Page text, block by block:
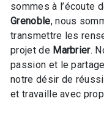
sommes à l’écoute
Grenoble, nous
transmettre les
projet de Marbrier.
passion et le
notre désir de
et travaille avec